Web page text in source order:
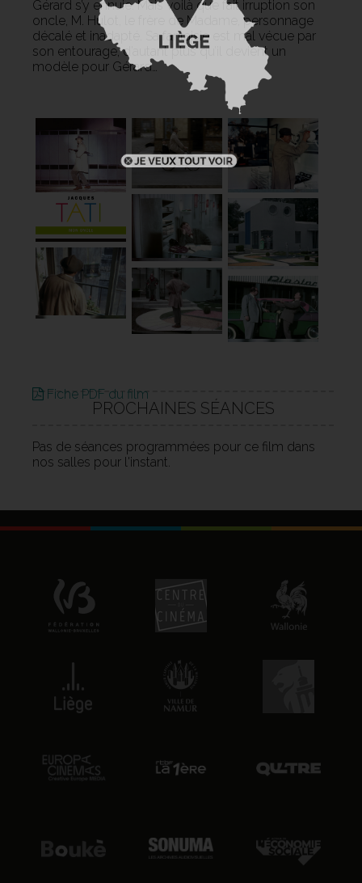
Gérard s’y ennuie. Mais voilà que fait irruption son
oncle, M. Hulot, le frère de Madame, personnage
décalé et inadapté. Sa fantaisie est mal vécue par
son entourage, d’autant plus qu’il devient un
modèle pour Gérard…
Fiche PDF du film
PROCHAINES SÉANCES
Pas de séances programmées pour ce film dans
nos salles pour l'instant.